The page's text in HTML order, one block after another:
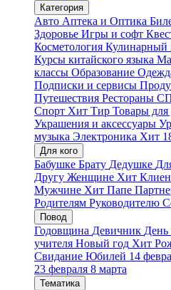
Категория
Авто Аптека и Оптика
Здоровье Игры и софт
Косметология Кулинарный
Курсы китайского языка
классы Образование
Подписки и сервисы
Путешествия Рестораны
Спорт Хит Тир Товары для
Украшения и аксессуары
музыка Электроника Хит
Для кого
Бабушке Брату Дедушке
Другу Женщине Хит
Мужчине Хит Папе
Родителям Руководителю
Повод
Годовщина Девичник День
учителя Новый год Хит
Свидание Юбилей 14
23 февраля 8 марта
Тематика